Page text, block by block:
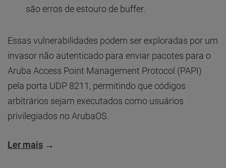
são erros de estouro de buffer.
Essas vulnerabilidades podem ser exploradas por um
invasor não autenticado para enviar pacotes para o
Aruba Access Point Management Protocol (PAPI)
pela porta UDP 8211, permitindo que códigos
arbitrários sejam executados como usuários
privilegiados no ArubaOS.
Ler mais →